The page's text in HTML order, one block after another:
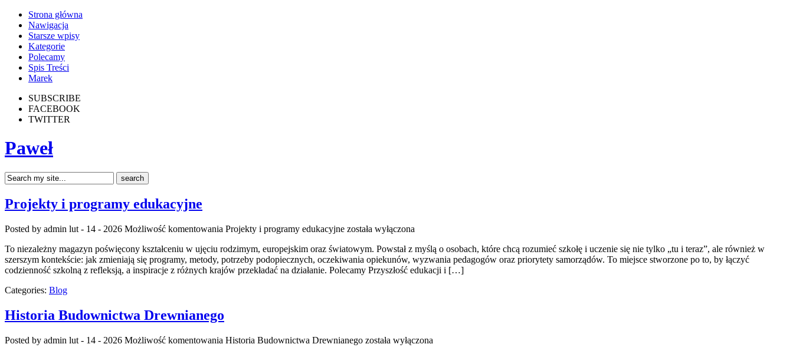
Strona główna
Nawigacja
Starsze wpisy
Kategorie
Polecamy
Spis Treści
Marek
SUBSCRIBE
FACEBOOK
TWITTER
Paweł
Projekty i programy edukacyjne
Posted by admin lut - 14 - 2026 Możliwość komentowania Projekty i programy edukacyjne została wyłączona
To niezależny magazyn poświęcony kształceniu w ujęciu rodzimym, europejskim oraz światowym. Powstał z myślą o osobach, które chcą rozumieć szkołę i uczenie się nie tylko „tu i teraz”, ale również w
szerszym kontekście: jak zmieniają się programy, metody, potrzeby podopiecznych, oczekiwania opiekunów, wyzwania pedagogów oraz priorytety samorządów. To miejsce stworzone po to, by łączyć
codzienność szkolną z refleksją, a inspiracje z różnych krajów przekładać na działanie. Polecamy Przyszłość edukacji i […]
Categories: Blog
Historia Budownictwa Drewnianego
Posted by admin lut - 14 - 2026 Możliwość komentowania Historia Budownictwa Drewnianego została wyłączona